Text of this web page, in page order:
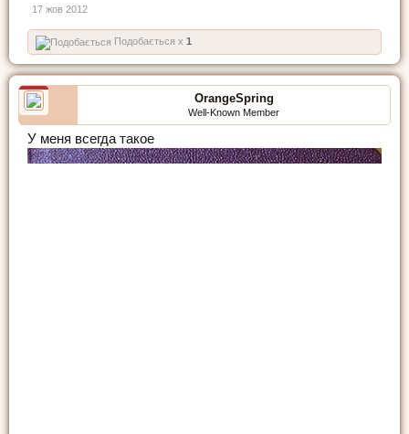
17 жов 2012
Подобається x 1
OrangeSpring
Well-Known Member
У меня всегда такое